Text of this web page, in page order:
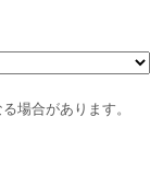
場合があります。